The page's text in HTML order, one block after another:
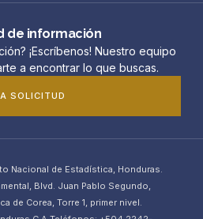
de información
¡Escríbenos! Nuestro equipo
a encontrar lo que buscas.
SOLICITUD
Nacional de Estadística, Honduras.
Blvd. Juan Pablo Segundo,
de Corea, Torre 1, primer nivel.